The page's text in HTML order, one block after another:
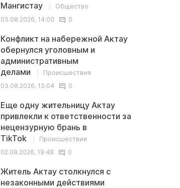
Мангистау
Общество
03.08.2026, 14:00
0
Конфликт на набережной Актау
обернулся уголовным и
административным
делами
Происшествия
03.08.2026, 13:04
0
Еще одну жительницу Актау
привлекли к ответственности за
нецензурную брань в
TikTok
Происшествия
02.08.2026, 19:48
0
Житель Актау столкнулся с
незаконными действиями